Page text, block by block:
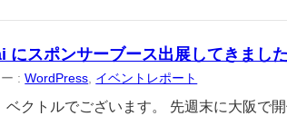
スポンサーブース出展してきました
ー :WordPress, イベントレポート
ベクトルでございます。 先週末に大阪で